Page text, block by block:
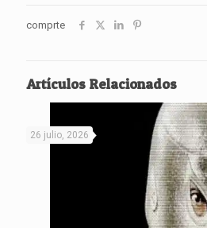
comprte
Artículos Relacionados
26 julio, 2026